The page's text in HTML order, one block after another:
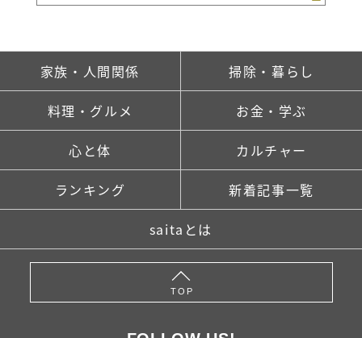
家族・人間関係 掃除・暮らし
料理・グルメ お金・学ぶ
心と体 カルチャー
ランキング 新着記事一覧
saitaとは
TOP